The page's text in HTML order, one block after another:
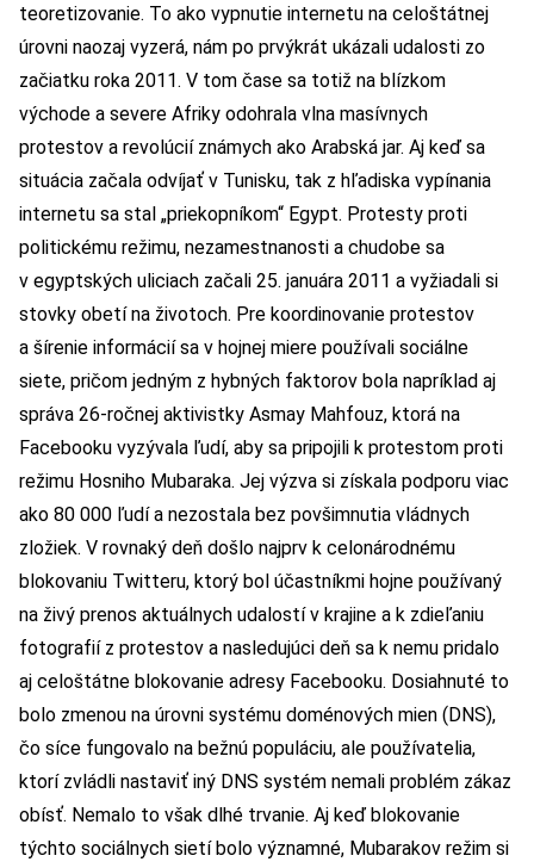
teoretizovanie. To ako vypnutie internetu na celoštátnej
úrovni naozaj vyzerá, nám po prvýkrát ukázali udalosti zo
začiatku roka 2011. V tom čase sa totiž na blízkom
východe a severe Afriky odohrala vlna masívnych
protestov a revolúcií známych ako Arabská jar. Aj keď sa
situácia začala odvíjať v Tunisku, tak z hľadiska vypínania
internetu sa stal „priekopníkom“ Egypt. Protesty proti
politickému režimu, nezamestnanosti a chudobe sa
v egyptských uliciach začali 25. januára 2011 a vyžiadali si
stovky obetí na životoch. Pre koordinovanie protestov
a šírenie informácií sa v hojnej miere používali sociálne
siete, pričom jedným z hybných faktorov bola napríklad aj
správa 26-ročnej aktivistky Asmay Mahfouz, ktorá na
Facebooku vyzývala ľudí, aby sa pripojili k protestom proti
režimu Hosniho Mubaraka. Jej výzva si získala podporu viac
ako 80 000 ľudí a nezostala bez povšimnutia vládnych
zložiek. V rovnaký deň došlo najprv k celonárodnému
blokovaniu Twitteru, ktorý bol účastníkmi hojne používaný
na živý prenos aktuálnych udalostí v krajine a k zdieľaniu
fotografií z protestov a nasledujúci deň sa k nemu pridalo
aj celoštátne blokovanie adresy Facebooku. Dosiahnuté to
bolo zmenou na úrovni systému doménových mien (DNS),
čo síce fungovalo na bežnú populáciu, ale používatelia,
ktorí zvládli nastaviť iný DNS systém nemali problém zákaz
obísť. Nemalo to však dlhé trvanie. Aj keď blokovanie
týchto sociálnych sietí bolo významné, Mubarakov režim si